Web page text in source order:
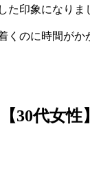
印象になりま
のに時間が
【30代女性】